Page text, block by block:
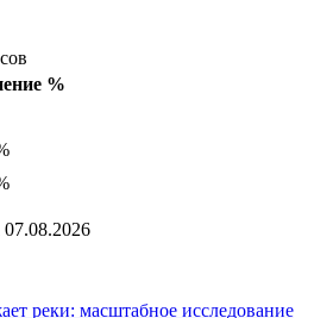
%
07.08.2026
реки: масштабное исследование